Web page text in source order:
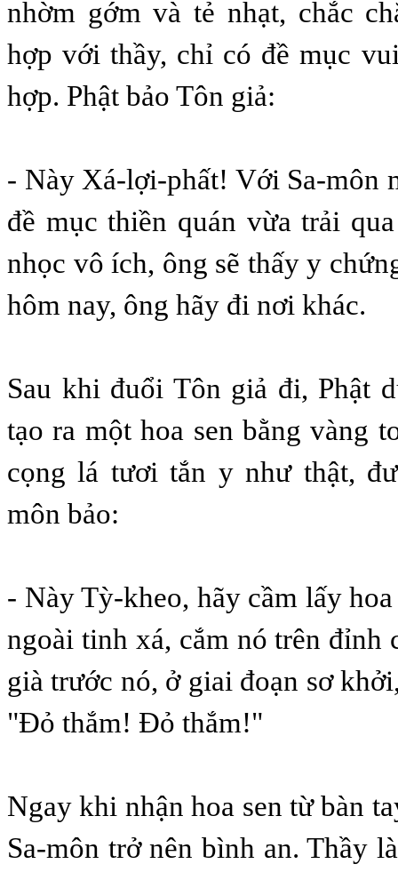
nhờm gớm và tẻ nhạt, chắc
hợp với thầy, chỉ có đề mục
hợp. Phật bảo Tôn giả:
- Này Xá-lợi-phất! Với Sa-môn
đề mục thiền quán vừa trải
nhọc vô ích, ông sẽ thấy y
hôm nay, ông hãy đi nơi khác.
Sau khi đuổi Tôn giả đi, Phật
tạo ra một hoa sen bằng vàng
cọng lá tươi tắn y như thật,
môn bảo:
- Này Tỳ-kheo, hãy cầm lấy
ngoài tinh xá, cắm nó trên đỉnh
già trước nó, ở giai đoạn sơ
"Ðỏ thắm! Ðỏ thắm!"
Ngay khi nhận hoa sen từ bàn
Sa-môn trở nên bình an. Thầy